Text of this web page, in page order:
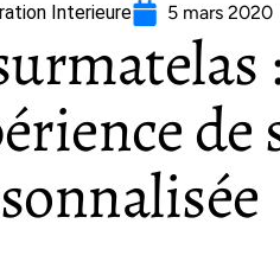
Interieure 5 mars 2020